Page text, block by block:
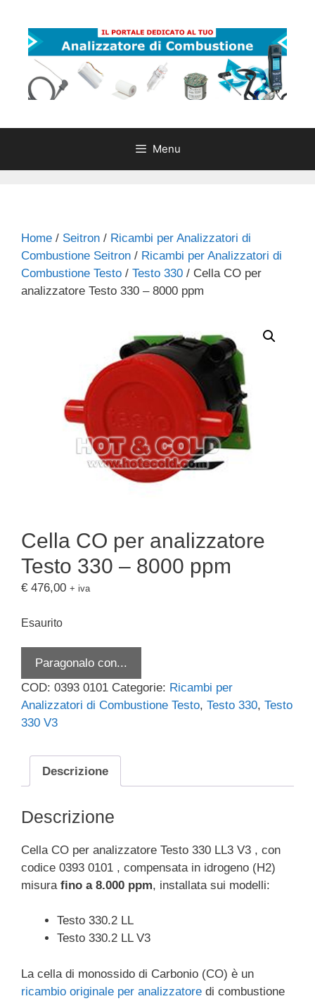
contenuto
Menu
Home / Seitron / Ricambi per Analizzatori di
Combustione Seitron / Ricambi per Analizzatori di
Combustione Testo / Testo 330 / Cella CO per
analizzatore Testo 330 – 8000 ppm
Cella CO per analizzatore
Testo 330 – 8000 ppm
€ 476,00 + iva
Esaurito
Paragonalo con...
COD: 0393 0101 Categorie: Ricambi per
Analizzatori di Combustione Testo, Testo 330, Testo
330 V3
Descrizione
Descrizione
Cella CO per analizzatore Testo 330 LL3 V3 , con
codice 0393 0101 , compensata in idrogeno (H2)
misura fino a 8.000 ppm, installata sui modelli:
Testo 330.2 LL
Testo 330.2 LL V3
La cella di monossido di Carbonio (CO) è un
ricambio originale per analizzatore di combustione